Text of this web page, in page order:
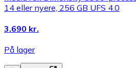
14 eller nyere, 256 GB UFS 4.0
3.690 kr.
På lager